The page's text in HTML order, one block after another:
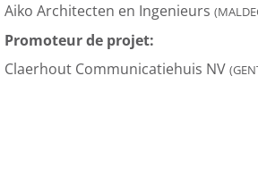
Aiko Architecten en Ingenieurs
Promoteur de projet:
Claerhout Communicatiehuis NV